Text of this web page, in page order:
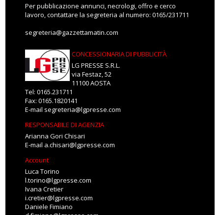
Per pubblicazione annunci, necrologi, offro e cerco
lavoro, contattare la segreteria al numero: 0165/231711
segreteria@gazzettamatin.com
CONCESSIONARIA DI PUBBLICITÀ
LG PRESSE S.R.L.
via Festaz, 52
11100 AOSTA
Tel: 0165.231711
Fax: 0165.1820141
E-mail segreteria@lgpresse.com
RESPONSABILE DI AGENZIA
Arianna Gori Chisari
E-mail a.chisari@lgpresse.com
Account
Luca Torino
l.torino@lgpresse.com
Ivana Cretier
i.cretier@lgpresse.com
Daniele Fimiano